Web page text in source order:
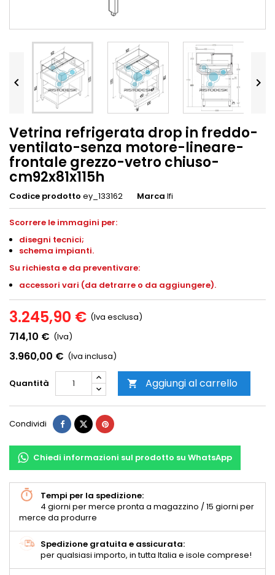
 
Vetrina refrigerata drop in freddo-
ventilato-senza motore-lineare-
frontale grezzo-vetro chiuso-
cm92x81x115h
Codice prodotto ey_133162 Marca Ifi
Scorrere le immagini per:
disegni tecnici;
schema impianti.
Su richiesta e da preventivare:
accessori vari (da detrarre o da aggiungere).
3.245,90 € (Iva esclusa)
714,10 € (Iva)
3.960,00 € (Iva inclusa)
Quantità  Aggiungi al carrello
Condividi
Chiedi informazioni sul prodotto su WhatsApp
Tempi per la spedizione:
4 giorni per merce pronta a magazzino / 15 giorni per
merce da produrre
Spedizione gratuita e assicurata:
per qualsiasi importo, in tutta Italia e isole comprese!